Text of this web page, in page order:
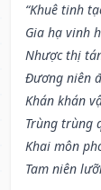
“Khuê tinh
Gia hạ vinh
Nhược thị
Đương niên
Khán khán
Trùng trùng
Khai môn
Tam niên